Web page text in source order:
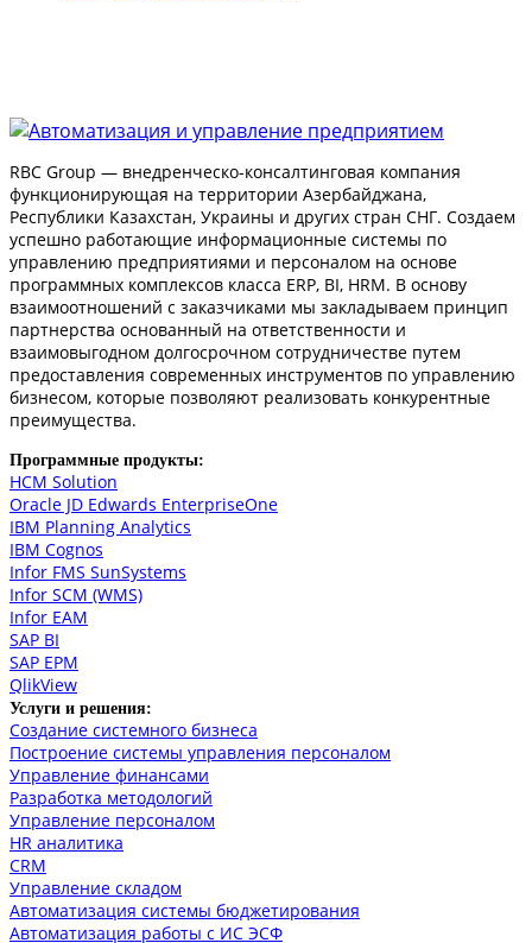
RBC Group — внедренческо-консалтинговая компания
функционирующая на территории Азербайджана,
Республики Казахстан, Украины и других стран СНГ. Создаем
успешно работающие информационные системы по
управлению предприятиями и персоналом на основе
программных комплексов класса ERP, BI, HRM. В основу
взаимоотношений с заказчиками мы закладываем принцип
партнерства основанный на ответственности и
взаимовыгодном долгосрочном сотрудничестве путем
предоставления современных инструментов по управлению
бизнесом, которые позволяют реализовать конкурентные
преимущества.
Программные продукты:
HCM Solution
Oracle JD Edwards EnterpriseOne
IBM Planning Analytics
IBM Cognos
Infor FMS SunSystems
Infor SCM (WMS)
Infor EAM
SAP BI
SAP EPM
QlikView
Услуги и решения:
Создание системного бизнеса
Построение системы управления персоналом
Управление финансами
Разработка методологий
Управление персоналом
HR аналитика
СRM
Управление складом
Автоматизация системы бюджетирования
Автоматизация работы с ИС ЭСФ